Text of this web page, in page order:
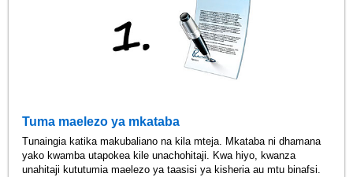
Tuma maelezo ya mkataba
Tunaingia katika makubaliano na kila mteja. Mkataba ni dhamana
yako kwamba utapokea kile unachohitaji. Kwa hiyo, kwanza
unahitaji kututumia maelezo ya taasisi ya kisheria au mtu binafsi.